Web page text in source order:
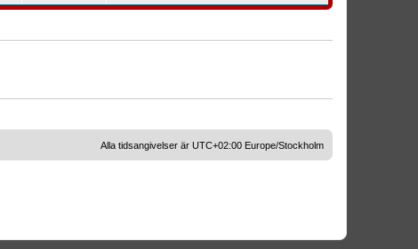
Alla tidsangivelser är UTC+02:00 Europe/Stockholm